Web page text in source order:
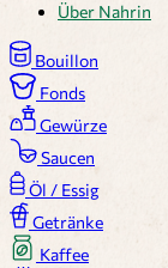
Über Nahrin
Bouillon
Fonds
Gewürze
Saucen
Öl / Essig
Getränke
Kaffee